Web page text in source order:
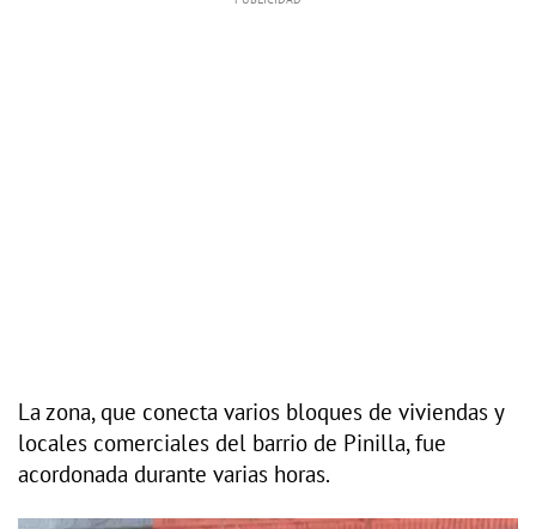
La zona, que conecta varios bloques de viviendas y
locales comerciales del barrio de Pinilla, fue
acordonada durante varias horas.